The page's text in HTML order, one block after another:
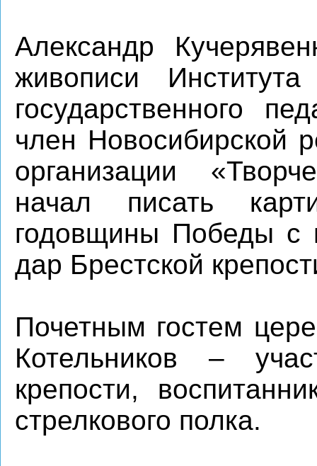
Александр
живописи Института
государственного
член Новосибирской
организации
начал писать
годовщины Победы с
дар Брестской
Почетным гостем
Котельников –
крепости,
стрелкового полка.